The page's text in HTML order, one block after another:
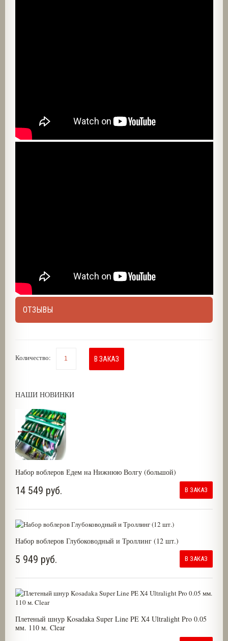
ОТЗЫВЫ
Количество: В ЗАКАЗ
НАШИ НОВИНКИ
Набор воблеров Едем на Нижнюю Волгу (большой)
14 549 руб. В ЗАКАЗ
Набор воблеров Глубоководный и Троллинг (12 шт.)
5 949 руб. В ЗАКАЗ
Плетеный шнур Kosadaka Super Line PE X4 Ultralight Pro 0.05
мм. 110 м. Clear